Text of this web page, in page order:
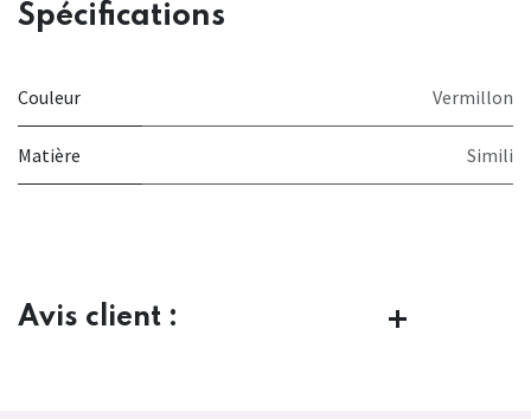
Spécifications
Couleur Vermillon
Matière Simili
Avis client :